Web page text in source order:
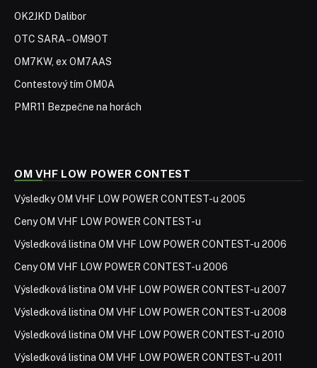
OK2JKD Dalibor
OTC SARA – OM9OT
OM7KW, ex OM7AAS
Contestový tím OM0A
PMR11 Bezpečne na horách
OM VHF LOW POWER CONTEST
Výsledky OM VHF LOW POWER CONTEST-u 2005
Ceny OM VHF LOW POWER CONTEST-u
Výsledková listina OM VHF LOW POWER CONTEST-u 2006
Ceny OM VHF LOW POWER CONTEST-u 2006
Výsledková listina OM VHF LOW POWER CONTEST-u 2007
Výsledková listina OM VHF LOW POWER CONTEST-u 2008
Výsledková listina OM VHF LOW POWER CONTEST-u 2010
Výsledková listina OM VHF LOW POWER CONTEST-u 2011